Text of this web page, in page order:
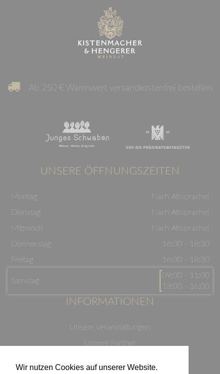
Wir nutzen Cookies auf unserer Website.
Ab 250 € Warenwert versandkostenfrei bestellen
UNSERE ÖFFNUNGSZEITEN
Montag
Nach Absprache!
Dienstag
Nach Absprache!
Mittwoch
Nach Absprache!
Donnerstag
16:00 - 18:30
Freitag
16:00 - 18:30
Samstag
09:00 - 11:00
13:00 - 16:00
INFORMATIONEN
Unsere Veranstaltungen
Unsere Partner